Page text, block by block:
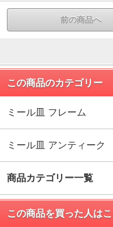
前の商品へ
この商品のカテゴリー
ミール皿 フレーム
ミール皿 アンティーク
商品カテゴリー一覧
この商品を買った人は